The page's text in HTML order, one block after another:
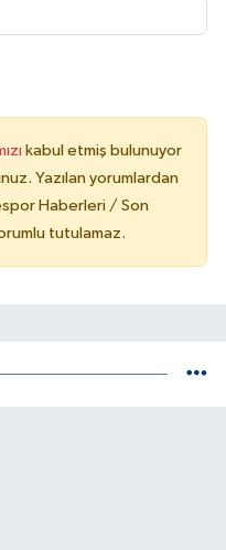
kabul etmiş bulunuyor
Yazılan yorumlardan
Haberleri / Son
tutulamaz.